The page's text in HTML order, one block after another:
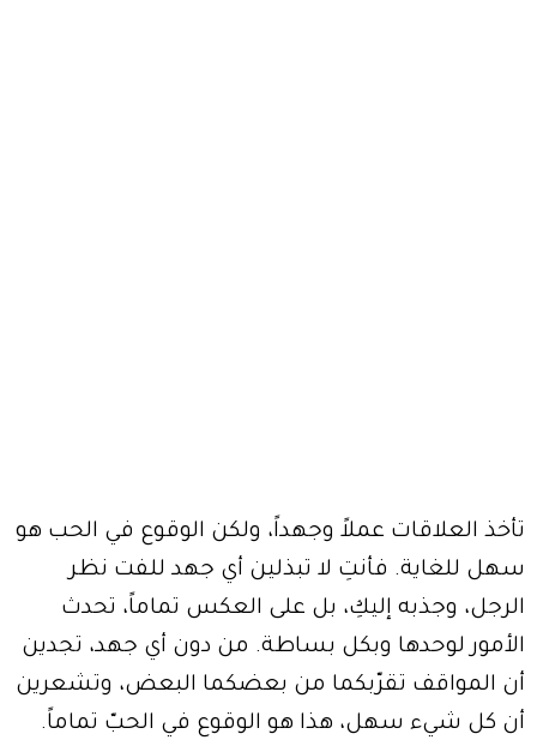
تأخذ العلاقات عملاً وجهداً، ولكن الوقوع في الحب هو
سهل للغاية. فأنتِ لا تبذلين أي جهد للفت نظر
الرجل، وجذبه إليكِ، بل على العكس تماماً، تحدث
الأمور لوحدها وبكل بساطة. من دون أي جهد، تجدين
أن المواقف تقرّبكما من بعضكما البعض، وتشعرين
أن كل شيء سهل، هذا هو الوقوع في الحبّ تماماً.